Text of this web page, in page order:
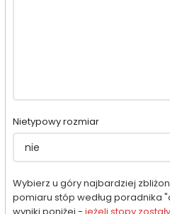
Nietypowy rozmiar
Wybierz u góry najbardziej
pomiaru stóp według poradnika